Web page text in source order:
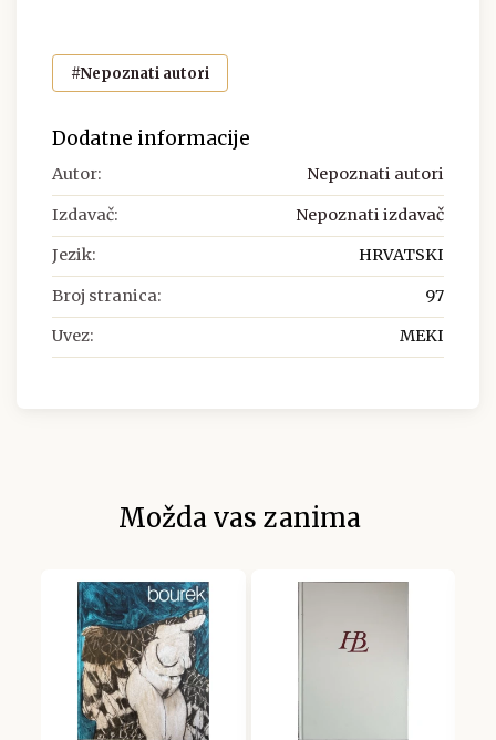
#Nepoznati autori
Dodatne informacije
Autor: Nepoznati autori
Izdavač: Nepoznati izdavač
Jezik: HRVATSKI
Broj stranica: 97
Uvez: MEKI
Možda vas zanima